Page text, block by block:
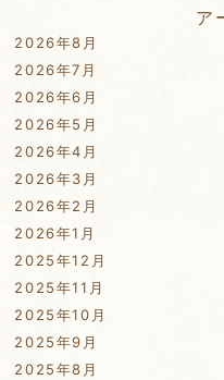
ア
2026年8月
2026年7月
2026年6月
2026年5月
2026年4月
2026年3月
2026年2月
2026年1月
2025年12月
2025年11月
2025年10月
2025年9月
2025年8月